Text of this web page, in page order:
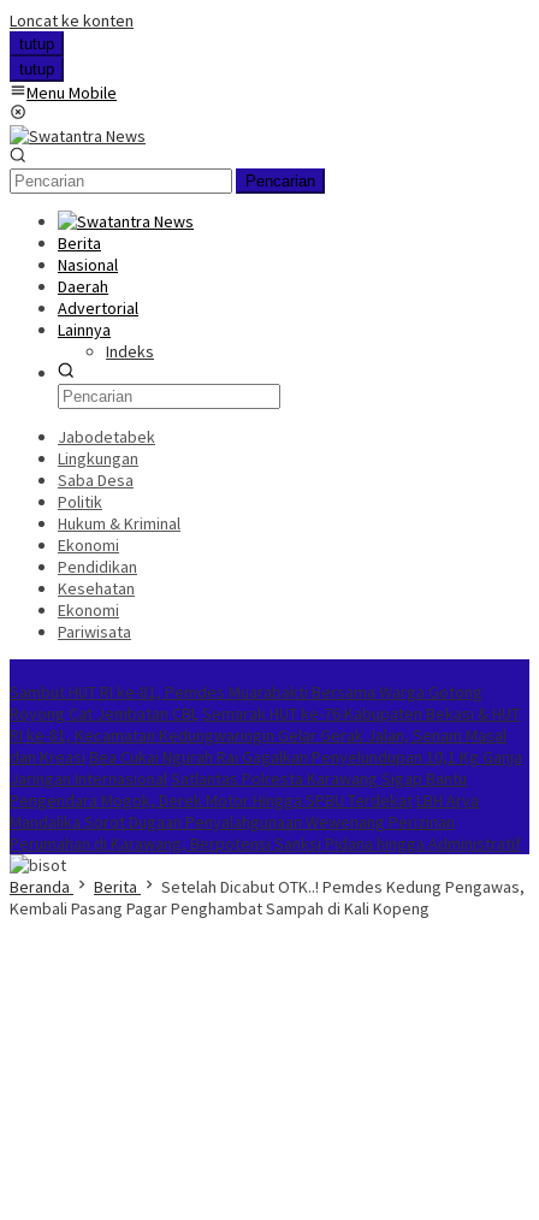
Loncat ke konten
tutup
tutup
Menu Mobile
Pencarian
Berita
Nasional
Daerah
Advertorial
Lainnya
Indeks
Jabodetabek
Lingkungan
Saba Desa
Politik
Hukum & Kriminal
Ekonomi
Pendidikan
Kesehatan
Ekonomi
Pariwisata
Sambut HUT RI ke-81, Pemdes Muarabakti Bersama Warga Gotong
Royong Cat Jembatan CBLSemarak HUT ke-76 Kabupaten Bekasi & HUT
RI ke-81, Kecamatan Kedungwaringin Gelar Gerak Jalan, Senam Masal
dan Kreasi Bea Cukai Ngurah Rai Gagalkan Penyelundupan 10,1 Kg Ganja
Jaringan InternasionalSatlantas Polresta Karawang Sigap Bantu
Pengendara Mogok, Derek Motor Hingga SPBU Terdekat LBH Arya
Mandalika Sorot Dugaan Penyalahgunaan Wewenang Perizinan
Perumahan di Karawang, Berpotensi Sanksi Pidana hingga Administratif
Beranda
Berita
Setelah Dicabut OTK..! Pemdes Kedung Pengawas,
Kembali Pasang Pagar Penghambat Sampah di Kali Kopeng